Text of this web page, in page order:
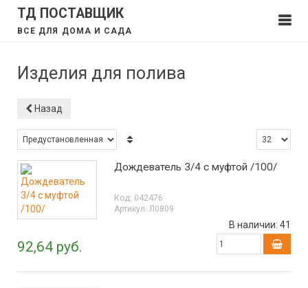
ТД ПОСТАВЩИК
ВСЕ ДЛЯ ДОМА И САДА
Изделия для полива
Назад
Дождеватель 3/4 с муфтой /100/
Код: 042476
Артикул: Л0809
92,64 руб.
В наличии: 41